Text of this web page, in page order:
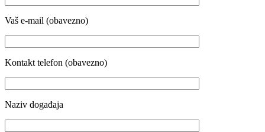
Vaš e-mail (obavezno)
Kontakt telefon (obavezno)
Naziv događaja